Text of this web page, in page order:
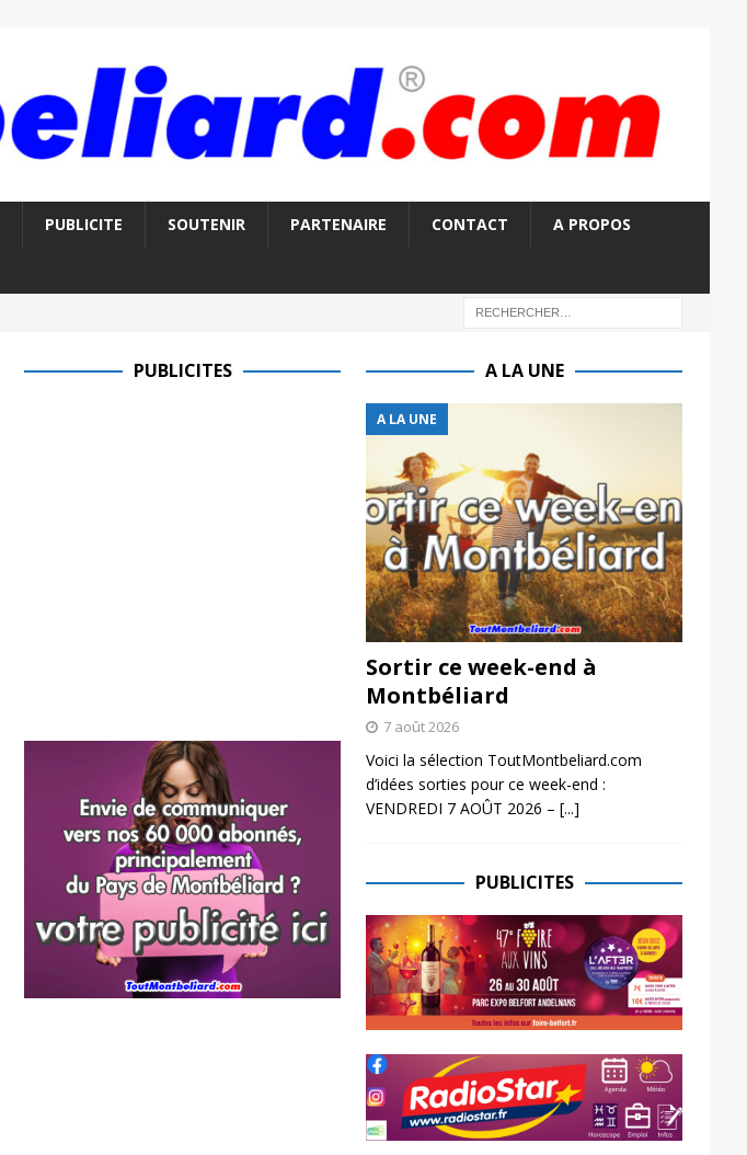
PUBLICITE SOUTENIR PARTENAIRE CONTACT A PROPOS
PUBLICITES A LA UNE
A LA UNE
Sortir ce week-end à
Montbéliard
7 août 2026
Voici la sélection ToutMontbeliard.com
d’idées sorties pour ce week-end :
VENDREDI 7 AOÛT 2026 – [...]
PUBLICITES